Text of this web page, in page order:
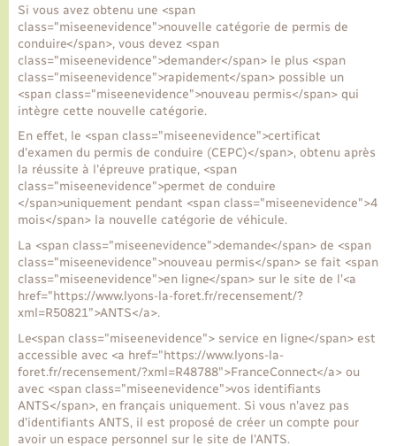
Présentation de la commune
Histoire et patrimoine
L’intercommunalité
Nouvel habitant
Numérique et services - accompagnement
Organisation d’événement
Seniors
Transports
Voirie et espace public
Si vous avez obtenu une <span
class="miseenevidence">nouvelle catégorie de permis de
conduire</span>, vous devez <span
class="miseenevidence">demander</span> le plus <span
class="miseenevidence">rapidement</span> possible un
<span class="miseenevidence">nouveau permis</span> qui
intègre cette nouvelle catégorie.
En effet, le <span class="miseenevidence">certificat
d'examen du permis de conduire (CEPC)</span>, obtenu après
la réussite à l'épreuve pratique, <span
class="miseenevidence">permet de conduire
</span>uniquement pendant <span class="miseenevidence">4
mois</span> la nouvelle catégorie de véhicule.
La <span class="miseenevidence">demande</span> de <span
class="miseenevidence">nouveau permis</span> se fait <span
class="miseenevidence">en ligne</span> sur le site de l'<a
href="https://www.lyons-la-foret.fr/recensement/?
xml=R50821">ANTS</a>.
Le<span class="miseenevidence"> service en ligne</span> est
accessible avec <a href="https://www.lyons-la-
foret.fr/recensement/?xml=R48788">FranceConnect</a> ou
avec <span class="miseenevidence">vos identifiants
ANTS</span>, en français uniquement. Si vous n'avez pas
d'identifiants ANTS, il est proposé de créer un compte pour
avoir un espace personnel sur le site de l'ANTS.